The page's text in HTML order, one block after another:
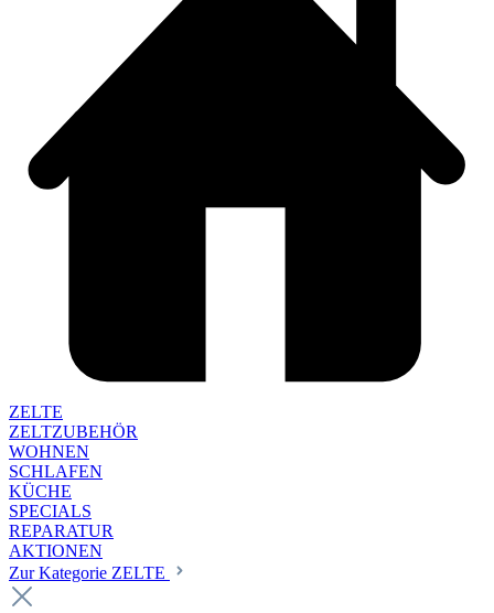
ZELTE
ZELTZUBEHÖR
WOHNEN
SCHLAFEN
KÜCHE
SPECIALS
REPARATUR
AKTIONEN
Zur Kategorie ZELTE